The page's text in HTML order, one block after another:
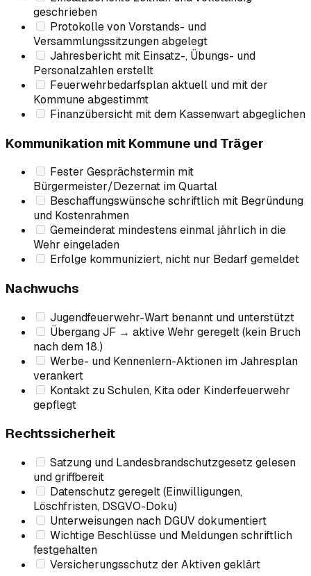
geschrieben
Protokolle von Vorstands- und
Versammlungssitzungen abgelegt
Jahresbericht mit Einsatz-, Übungs- und
Personalzahlen erstellt
Feuerwehrbedarfsplan aktuell und mit der
Kommune abgestimmt
Finanzübersicht mit dem Kassenwart abgeglichen
Kommunikation mit Kommune und Träger
Fester Gesprächstermin mit
Bürgermeister/Dezernat im Quartal
Beschaffungswünsche schriftlich mit Begründung
und Kostenrahmen
Gemeinderat mindestens einmal jährlich in die
Wehr eingeladen
Erfolge kommuniziert, nicht nur Bedarf gemeldet
Nachwuchs
Jugendfeuerwehr-Wart benannt und unterstützt
Übergang JF → aktive Wehr geregelt (kein Bruch
nach dem 18.)
Werbe- und Kennenlern-Aktionen im Jahresplan
verankert
Kontakt zu Schulen, Kita oder Kinderfeuerwehr
gepflegt
Rechtssicherheit
Satzung und Landesbrandschutzgesetz gelesen
und griffbereit
Datenschutz geregelt (Einwilligungen,
Löschfristen, DSGVO-Doku)
Unterweisungen nach DGUV dokumentiert
Wichtige Beschlüsse und Meldungen schriftlich
festgehalten
Versicherungsschutz der Aktiven geklärt